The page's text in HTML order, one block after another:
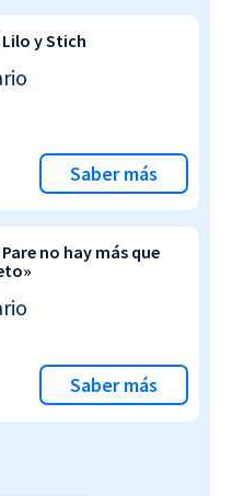
Lilo y Stich
Saber más
Pare no hay más que
Saber más